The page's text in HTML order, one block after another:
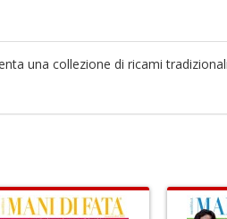
una collezione di ricami